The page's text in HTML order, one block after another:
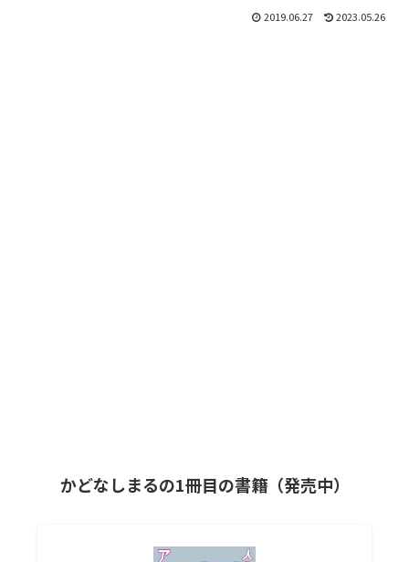
2019.06.27 2023.05.26
かどなしまるの1冊目の書籍（発売中）